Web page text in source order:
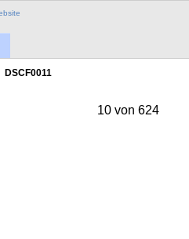
DSCF0011
10 von 624